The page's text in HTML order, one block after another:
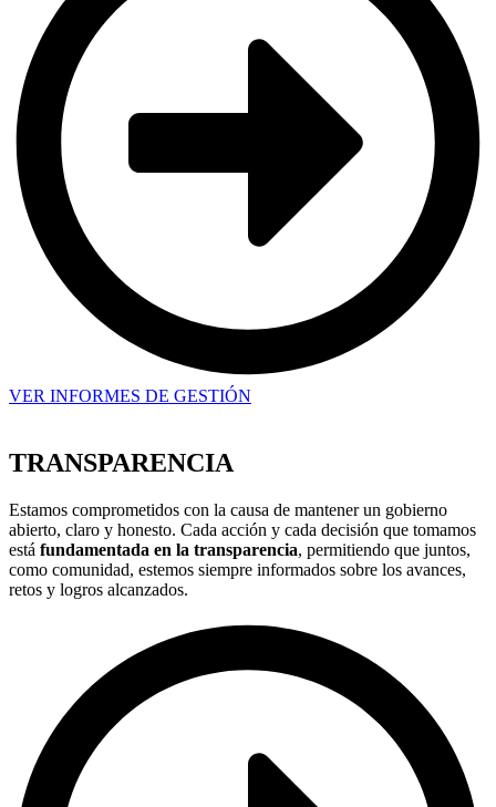
VER INFORMES DE GESTIÓN
TRANSPARENCIA
Estamos comprometidos con la causa de mantener un gobierno
abierto, claro y honesto. Cada acción y cada decisión que tomamos
está fundamentada en la transparencia, permitiendo que juntos,
como comunidad, estemos siempre informados sobre los avances,
retos y logros alcanzados.